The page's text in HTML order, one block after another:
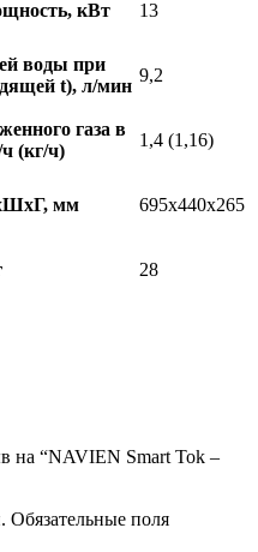
кВт 13
воды при
t), л/мин
9,2
газа в
(кг/ч)
1,4 (1,16)
мм 695x440x265
28
на “NAVIEN Smart Tok –
Обязательные поля